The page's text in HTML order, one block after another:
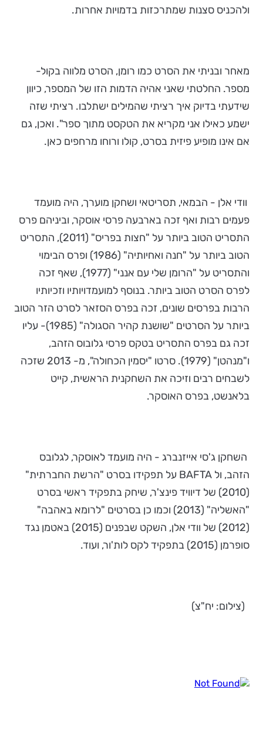
ולהכניס סצנות שמתרכזות בדמויות אחרות.
מאחר ובניתי את הסרט כמו רומן, הסרט מלווה בקול-
מספר. החלטתי שאני אהיה הדמות הזו של המספר, כיוון
שידעתי בדיוק איך רציתי שהמילים ישתלבו. רציתי שזה
ישמע כאילו אני מקריא את הטקסט מתוך ספר". ואכן, גם
אם אינו מופיע פיזית בסרט, קולו ורוחו מרחפים כאן.
וודי אלן - הבמאי, תסריטאי ושחקן מוערך, היה מועמד
פעמים רבות ואף זכה בארבעה פרסי אוסקר, וביניהם פרס
התסריט הטוב ביותר על "חצות בפריס" (2011), התסריט
הטוב ביותר על "חנה ואחיותיה" (1986) ופרס הבימוי
והתסריט על "הרומן שלי עם אנני" (1977), שאף זכה
לפרס הסרט הטוב ביותר. בנוסף למועמדויותיו וזכיותיו
הרבות בפרסים שונים, זכה בפרס הסזאר לסרט הזר הטוב
ביותר על הסרטים "שושנת קהיר הסגולה" (1985)- עליו
זכה גם בפרס התסריט בטקס פרסי גלובוס הזהב,
ו"מנהטן" (1979). סרטו "יסמין הכחולה", מ- 2013 שזכה
לשבחים רבים וזיכה את השחקנית הראשית, קייט
בלאנשט, בפרס האוסקר.
השחקן ג'סי אייזנברג - היה מועמד לאוסקר, לגלובס
הזהב, ול BAFTA על תפקידו בסרט "הרשת החברתית"
(2010) של דיוויד פינצ'ר, שיחק בתפקיד ראשי בסרט
"האשליה" (2013) וכמו כן בסרטים "לרומא באהבה"
(2012) של וודי אלן, השקט שבפנים (2015) באטמן נגד
סופרמן (2015) בתפקיד לקס לות'ור, ועוד.
(צילום: יח"צ)